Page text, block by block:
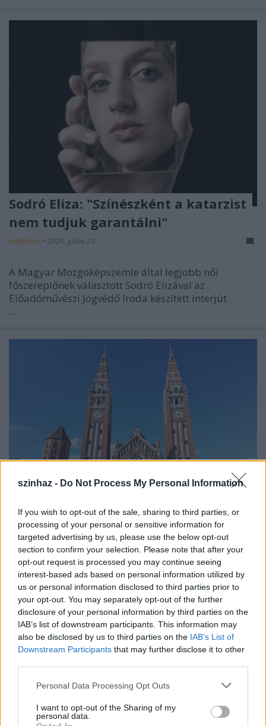
szinhaz - Do Not Process My Personal Information
If you wish to opt-out of the sale, sharing to third parties, or
processing of your personal or sensitive information for
targeted advertising by us, please use the below opt-out
section to confirm your selection. Please note that after your
opt-out request is processed you may continue seeing
interest-based ads based on personal information utilized by
us or personal information disclosed to third parties prior to
your opt-out. You may separately opt-out of the further
disclosure of your personal information by third parties on the
IAB’s list of downstream participants. This information may
also be disclosed by us to third parties on the IAB’s List of
Downstream Participants that may further disclose it to other
Please note that this website/app uses one or more Google
not limited to your visit or usage behaviour. You may click to
grant or deny consent to Google and its third-party tags to
Personal Data Processing Opt Outs
I want to opt-out of the Sharing of my
personal data.
Sodró Eliza: "Színészként a katarzist
nem tudjuk garantálni"
mtothorsi • 2020. július 21.
A Magyar Mozgóképszemle által legjobb női
főszereplőnek választott Sodró Elizával az
Előadóművészi Jogvédő Iroda készített interjút.
...
Épül a Dóm téri szabadtéri színpad
mtothorsi•2020. július 16.
Megkezdődött a Szegedi Szabadtéri Játékok Dóm
téri játszóhelyének építése. A fesztivál ikonikus
helyszínének számító téren elsőként ...